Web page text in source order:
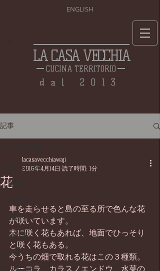
ENGLISH
LA CASA VECCHIA
CUCINA TERRITORIO
dal 2013
記事
全ての記事
食材
料理
畑仕事
日常
お知らせ
花
lacasavecchiawaji
2016年4月14日 読了時間: 1分
車を走らせると島の至る所で色んな花
が咲いています。
木に咲く花もあれば、地面でひっそり
と咲く花もある。
今うちの畑で取れる花はこの３種類。
ルーコラ、カラスノエンドウ、水菜の